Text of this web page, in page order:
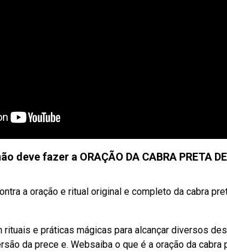
deve fazer a ORAÇÃO DA CABRA PRETA
a oração e ritual original e completo da cabra
e práticas mágicas para alcançar diversos
da prece e. Websaiba o que é a oração da cabra